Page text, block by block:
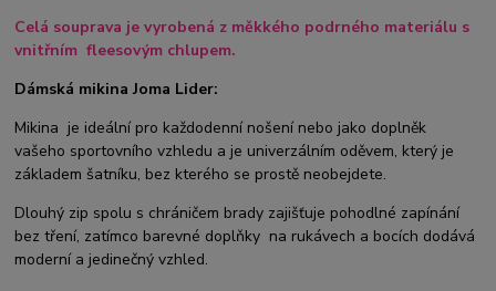
Celá souprava je vyrobená z měkkého podrného materiálu s
vnitřním fleesovým chlupem.
Dámská mikina Joma Lider:
Mikina je ideální pro každodenní nošení nebo jako doplněk
vašeho sportovního vzhledu a je univerzálním oděvem, který je
základem šatníku, bez kterého se prostě neobejdete.
Dlouhý zip spolu s chráničem brady zajišťuje pohodlné zapínání
bez tření, zatímco barevné doplňky na rukávech a bocích dodává
moderní a jedinečný vzhled.